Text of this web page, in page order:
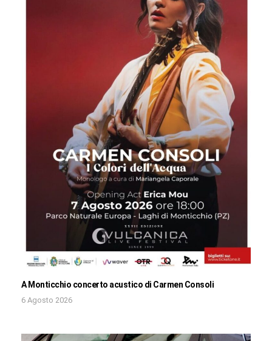
A Monticchio concerto acustico di Carmen Consoli
6 Agosto 2026